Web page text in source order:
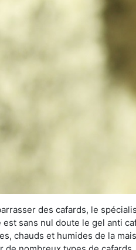
des cafards, le
est sans nul doute le gel anti
chauds et humides de la